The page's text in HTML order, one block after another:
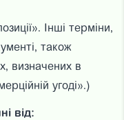
Інші терміни,
також
визначених в
угоді».)
від: